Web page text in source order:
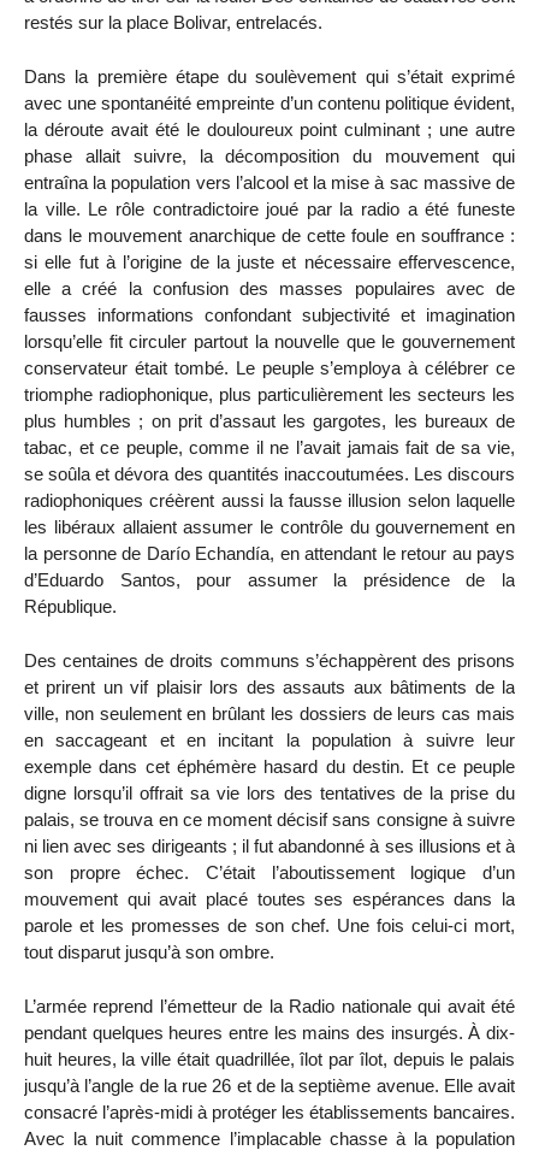
restés sur la place Bolivar, entrelacés.
Dans la première étape du soulèvement qui s’était exprimé
avec une spontanéité empreinte d’un contenu politique évident,
la déroute avait été le douloureux point culminant ; une autre
phase allait suivre, la décomposition du mouvement qui
entraîna la population vers l’alcool et la mise à sac massive de
la ville. Le rôle contradictoire joué par la radio a été funeste
dans le mouvement anarchique de cette foule en souffrance :
si elle fut à l’origine de la juste et nécessaire effervescence,
elle a créé la confusion des masses populaires avec de
fausses informations confondant subjectivité et imagination
lorsqu’elle fit circuler partout la nouvelle que le gouvernement
conservateur était tombé. Le peuple s’employa à célébrer ce
triomphe radiophonique, plus particulièrement les secteurs les
plus humbles ; on prit d’assaut les gargotes, les bureaux de
tabac, et ce peuple, comme il ne l’avait jamais fait de sa vie,
se soûla et dévora des quantités inaccoutumées. Les discours
radiophoniques créèrent aussi la fausse illusion selon laquelle
les libéraux allaient assumer le contrôle du gouvernement en
la personne de Darío Echandía, en attendant le retour au pays
d’Eduardo Santos, pour assumer la présidence de la
République.
Des centaines de droits communs s’échappèrent des prisons
et prirent un vif plaisir lors des assauts aux bâtiments de la
ville, non seulement en brûlant les dossiers de leurs cas mais
en saccageant et en incitant la population à suivre leur
exemple dans cet éphémère hasard du destin. Et ce peuple
digne lorsqu’il offrait sa vie lors des tentatives de la prise du
palais, se trouva en ce moment décisif sans consigne à suivre
ni lien avec ses dirigeants ; il fut abandonné à ses illusions et à
son propre échec. C’était l’aboutissement logique d’un
mouvement qui avait placé toutes ses espérances dans la
parole et les promesses de son chef. Une fois celui-ci mort,
tout disparut jusqu’à son ombre.
L’armée reprend l’émetteur de la Radio nationale qui avait été
pendant quelques heures entre les mains des insurgés. À dix-
huit heures, la ville était quadrillée, îlot par îlot, depuis le palais
jusqu’à l’angle de la rue 26 et de la septième avenue. Elle avait
consacré l’après-midi à protéger les établissements bancaires.
Avec la nuit commence l’implacable chasse à la population